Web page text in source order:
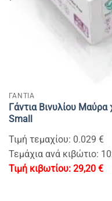
ΓΑΝΤΙΑ
Γάντια Βινυλίου
Small
Τιμή τεμαχίου: 0.029 €
Τεμάχια ανά κιβώτιο:
29,20 €